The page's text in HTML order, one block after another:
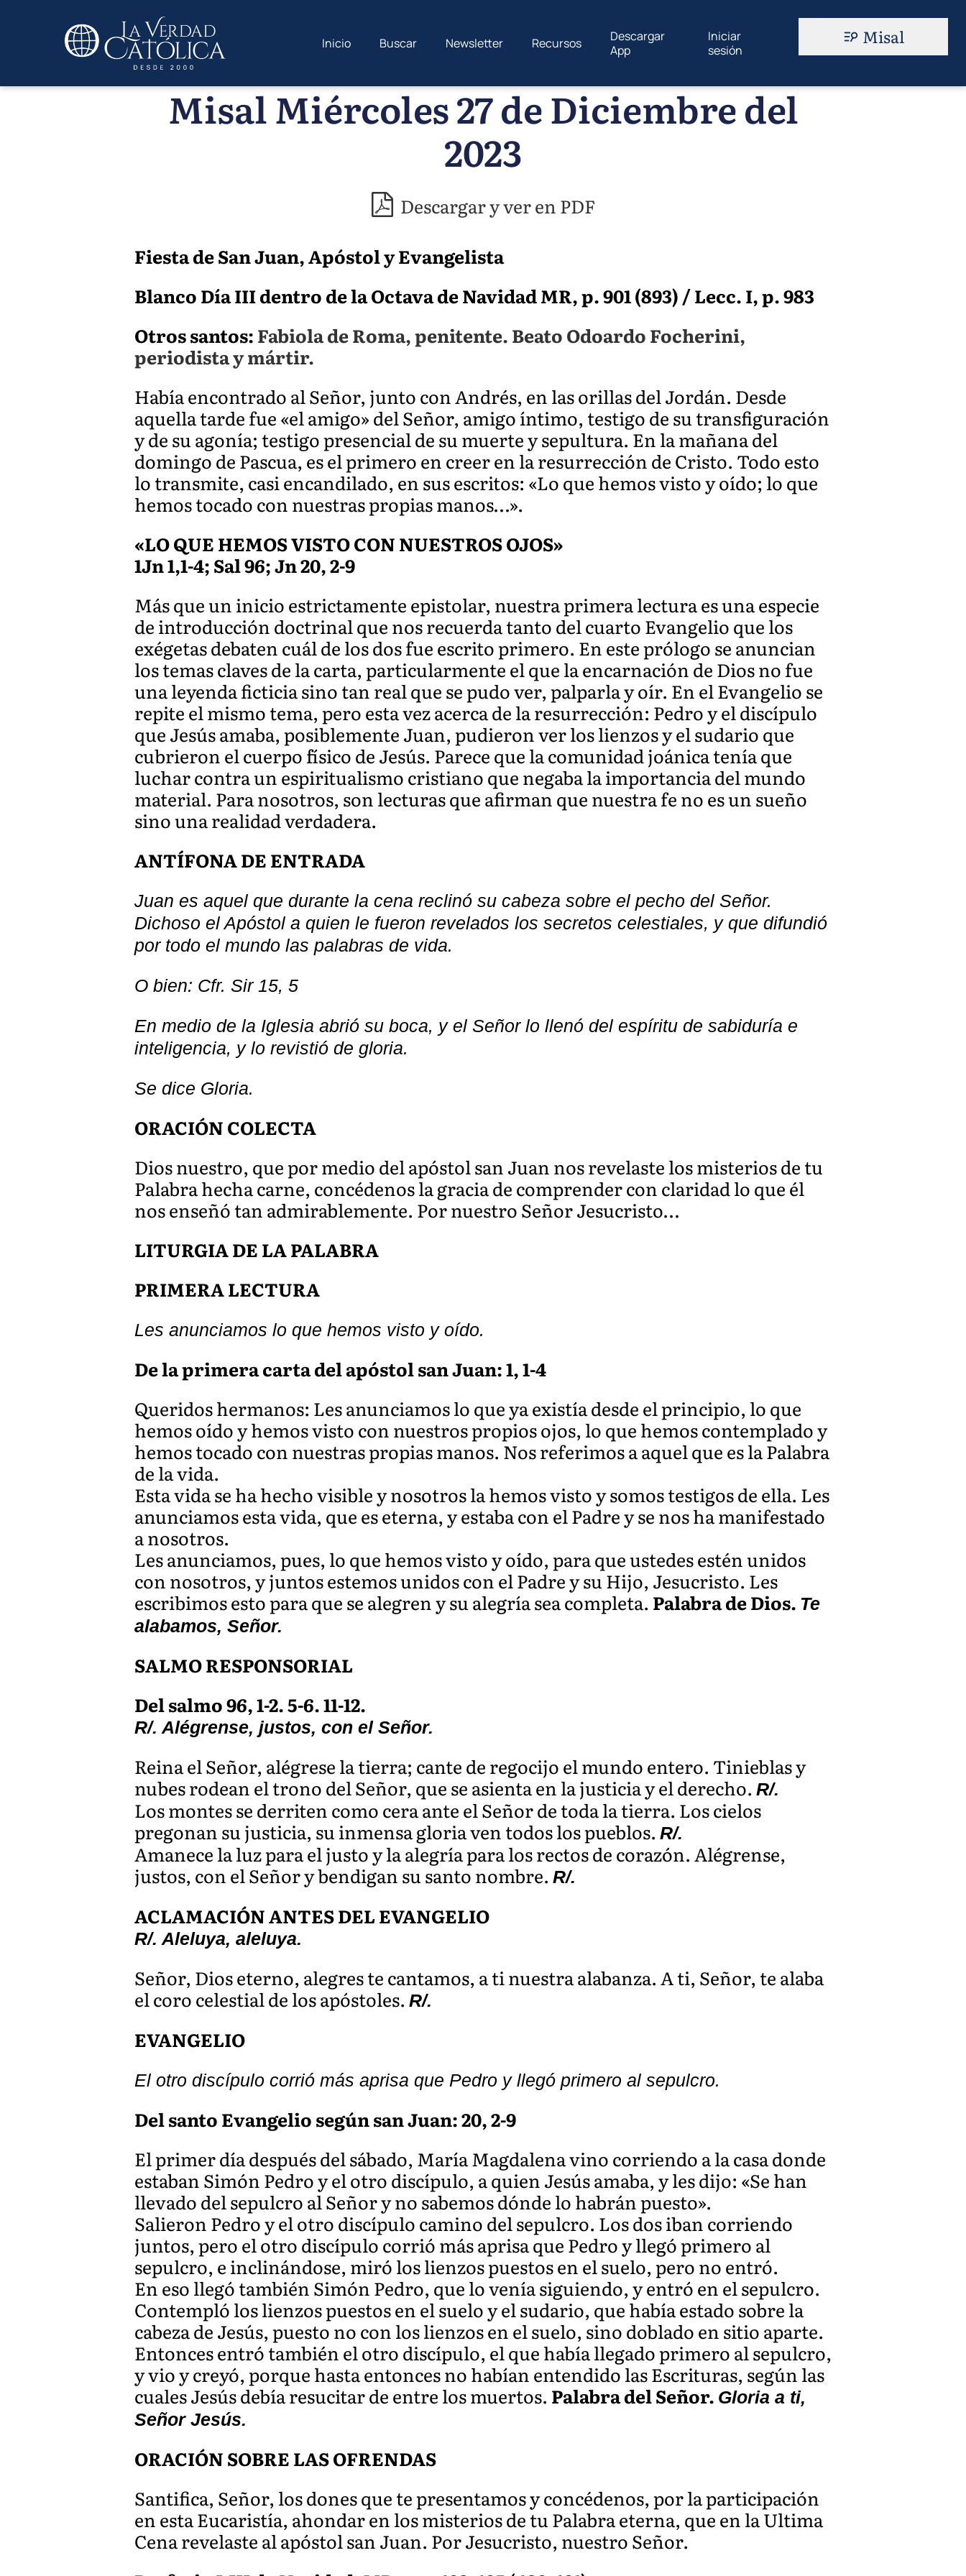
Inicio Buscar Newsletter Recursos
Descargar
App
Iniciar
sesión
Misal
Misal Miércoles 27 de Diciembre del
2023
Descargar y ver en PDF
Fiesta de San Juan, Apóstol y Evangelista
Blanco Día III dentro de la Octava de Navidad MR, p. 901 (893) / Lecc. I, p. 983
Otros santos:Fabiola de Roma, penitente. Beato Odoardo Focherini,
periodista y mártir.
Había encontrado al Señor, junto con Andrés, en las orillas del Jordán. Desde
aquella tarde fue «el amigo» del Señor, amigo íntimo, testigo de su transfiguración
y de su agonía; testigo presencial de su muerte y sepultura. En la mañana del
domingo de Pascua, es el primero en creer en la resurrección de Cristo. Todo esto
lo transmite, casi encandilado, en sus escritos: «Lo que hemos visto y oído; lo que
hemos tocado con nuestras propias manos…».
«LO QUE HEMOS VISTO CON NUESTROS OJOS»
1Jn 1,1-4; Sal 96; Jn 20, 2-9
Más que un inicio estrictamente epistolar, nuestra primera lectura es una especie
de introducción doctrinal que nos recuerda tanto del cuarto Evangelio que los
exégetas debaten cuál de los dos fue escrito primero. En este prólogo se anuncian
los temas claves de la carta, particularmente el que la encarnación de Dios no fue
una leyenda ficticia sino tan real que se pudo ver, palparla y oír. En el Evangelio se
repite el mismo tema, pero esta vez acerca de la resurrección: Pedro y el discípulo
que Jesús amaba, posiblemente Juan, pudieron ver los lienzos y el sudario que
cubrieron el cuerpo físico de Jesús. Parece que la comunidad joánica tenía que
luchar contra un espiritualismo cristiano que negaba la importancia del mundo
material. Para nosotros, son lecturas que afirman que nuestra fe no es un sueño
sino una realidad verdadera.
ANTÍFONA DE ENTRADA
Juan es aquel que durante la cena reclinó su cabeza sobre el pecho del Señor.
Dichoso el Apóstol a quien le fueron revelados los secretos celestiales, y que difundió
por todo el mundo las palabras de vida.
O bien: Cfr. Sir 15, 5
En medio de la Iglesia abrió su boca, y el Señor lo llenó del espíritu de sabiduría e
inteligencia, y lo revistió de gloria.
Se dice Gloria.
ORACIÓN COLECTA
Dios nuestro, que por medio del apóstol san Juan nos revelaste los misterios de tu
Palabra hecha carne, concédenos la gracia de comprender con claridad lo que él
nos enseñó tan admirablemente. Por nuestro Señor Jesucristo…
LITURGIA DE LA PALABRA
PRIMERA LECTURA
Les anunciamos lo que hemos visto y oído.
De la primera carta del apóstol san Juan: 1, 1-4
Queridos hermanos: Les anunciamos lo que ya existía desde el principio, lo que
hemos oído y hemos visto con nuestros propios ojos, lo que hemos contemplado y
hemos tocado con nuestras propias manos. Nos referimos a aquel que es la Palabra
de la vida.
Esta vida se ha hecho visible y nosotros la hemos visto y somos testigos de ella. Les
anunciamos esta vida, que es eterna, y estaba con el Padre y se nos ha manifestado
a nosotros.
Les anunciamos, pues, lo que hemos visto y oído, para que ustedes estén unidos
con nosotros, y juntos estemos unidos con el Padre y su Hijo, Jesucristo. Les
escribimos esto para que se alegren y su alegría sea completa. Palabra de Dios. Te
alabamos, Señor.
SALMO RESPONSORIAL
Del salmo 96, 1-2. 5-6. 11-12.
R/. Alégrense, justos, con el Señor.
Reina el Señor, alégrese la tierra; cante de regocijo el mundo entero. Tinieblas y
nubes rodean el trono del Señor, que se asienta en la justicia y el derecho. R/.
Los montes se derriten como cera ante el Señor de toda la tierra. Los cielos
pregonan su justicia, su inmensa gloria ven todos los pueblos. R/.
Amanece la luz para el justo y la alegría para los rectos de corazón. Alégrense,
justos, con el Señor y bendigan su santo nombre. R/.
ACLAMACIÓN ANTES DEL EVANGELIO
R/. Aleluya, aleluya.
Señor, Dios eterno, alegres te cantamos, a ti nuestra alabanza. A ti, Señor, te alaba
el coro celestial de los apóstoles. R/.
EVANGELIO
El otro discípulo corrió más aprisa que Pedro y llegó primero al sepulcro.
Del santo Evangelio según san Juan: 20, 2-9
El primer día después del sábado, María Magdalena vino corriendo a la casa donde
estaban Simón Pedro y el otro discípulo, a quien Jesús amaba, y les dijo: «Se han
llevado del sepulcro al Señor y no sabemos dónde lo habrán puesto».
Salieron Pedro y el otro discípulo camino del sepulcro. Los dos iban corriendo
juntos, pero el otro discípulo corrió más aprisa que Pedro y llegó primero al
sepulcro, e inclinándose, miró los lienzos puestos en el suelo, pero no entró.
En eso llegó también Simón Pedro, que lo venía siguiendo, y entró en el sepulcro.
Contempló los lienzos puestos en el suelo y el sudario, que había estado sobre la
cabeza de Jesús, puesto no con los lienzos en el suelo, sino doblado en sitio aparte.
Entonces entró también el otro discípulo, el que había llegado primero al sepulcro,
y vio y creyó, porque hasta entonces no habían entendido las Escrituras, según las
cuales Jesús debía resucitar de entre los muertos. Palabra del Señor. Gloria a ti,
Señor Jesús.
ORACIÓN SOBRE LAS OFRENDAS
Santifica, Señor, los dones que te presentamos y concédenos, por la participación
en esta Eucaristía, ahondar en los misterios de tu Palabra eterna, que en la Ultima
Cena revelaste al apóstol san Juan. Por Jesucristo, nuestro Señor.